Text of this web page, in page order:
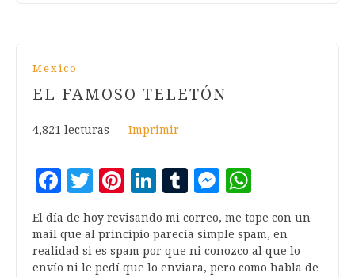
Mexico
EL FAMOSO TELETÓN
4,821 lecturas - - Imprimir
Facebook
Twitter
Pinterest
LinkedIn
Tumblr
Messenger
El día de hoy revisando mi correo, me tope con un
mail que al principio parecía simple spam, en
realidad si es spam por que ni conozco al que lo
envío ni le pedí que lo enviara, pero como habla de